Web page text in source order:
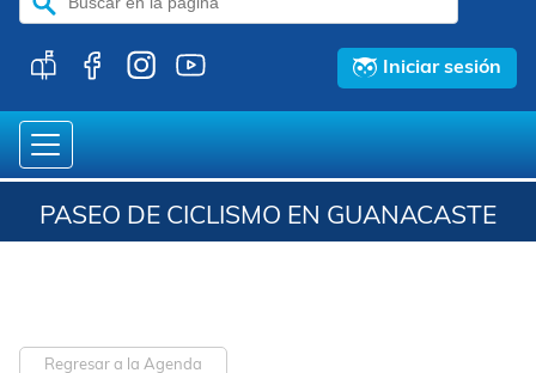
Iniciar sesión
PASEO DE CICLISMO EN GUANACASTE
Regresar a la Agenda